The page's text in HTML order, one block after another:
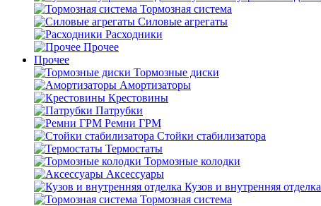
Тормозная система
Силовые агрегаты
Расходники
Прочее
Прочее
Тормозные диски
Амортизаторы
Крестовины
Патрубки
Ремни ГРМ
Стойки стабилизатора
Термостаты
Тормозные колодки
Аксессуары
Кузов и внутренняя отделка
Тормозная система